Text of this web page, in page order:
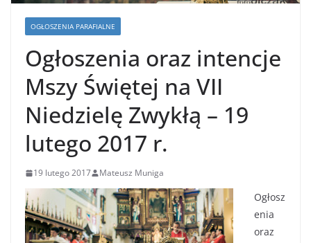
OGŁOSZENIA PARAFIALNE
Ogłoszenia oraz intencje
Mszy Świętej na VII
Niedzielę Zwykłą – 19
lutego 2017 r.
19 lutego 2017 Mateusz Muniga
Ogłosz
enia
oraz